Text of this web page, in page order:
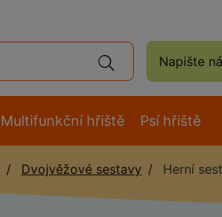
Napište
Multifunkční hřiště Psí hřiště
Dvojvěžové sestavy Herní